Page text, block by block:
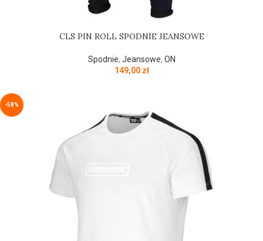
CLS PIN ROLL SPODNIE JEANSOWE
Spodnie, Jeansowe, ON
149,00 zł
-58%